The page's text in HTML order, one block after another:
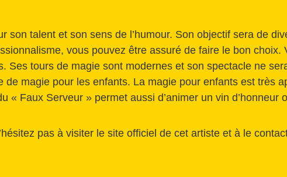
son talent et son sens de l’humour. Son objectif sera de
vous pouvez être assuré de faire le bon choix.
Ses tours de magie sont modernes et son spectacle ne
magie pour les enfants. La magie pour enfants est très
« Faux Serveur » permet aussi d’animer un vin d’honneur
pas à visiter le site officiel de cet artiste et à le